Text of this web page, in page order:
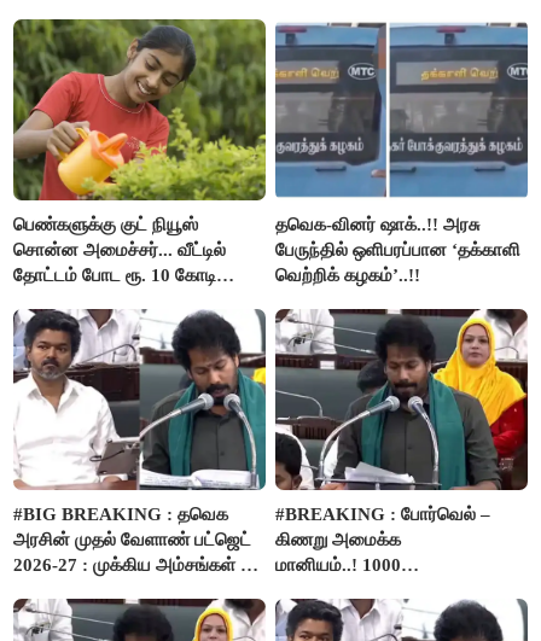
பெண்களுக்கு குட் நியூஸ்
சொன்ன அமைச்சர்... வீட்டில்
தோட்டம் போட ரூ. 10 கோடி
தவெக-வினர் ஷாக்..!! அரசு
பேருந்தில் ஒளிபரப்பான ‘தக்காளி
வெற்றிக் கழகம்’..!!
#BIG BREAKING : தவெக
அரசின் முதல் வேளாண் பட்ஜெட்
2026-27 : முக்கிய அம்சங்கள் ஓர்
#BREAKING : போர்வெல் –
கிணறு அமைக்க
மானியம்..! 1000
பம்புசெட் வழங்கப்படும்..!